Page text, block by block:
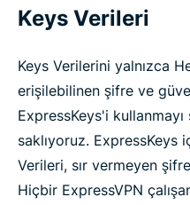
Keys Verileri
Keys Verilerini yalnızca
erişilebilinen şifre ve
ExpressKeys'i
saklıyoruz. ExpressKeys
Verileri, sır vermeyen
Hiçbir ExpressVPN